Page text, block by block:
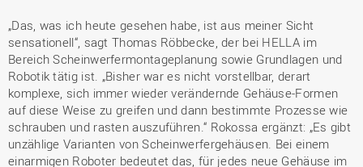
„Das, was ich heute gesehen habe, ist aus meiner Sicht
sensationell“, sagt Thomas Röbbecke, der bei HELLA im
Bereich Scheinwerfermontageplanung sowie Grundlagen und
Robotik tätig ist. „Bisher war es nicht vorstellbar, derart
komplexe, sich immer wieder verändernde Gehäuse-Formen
auf diese Weise zu greifen und dann bestimmte Prozesse wie
schrauben und rasten auszuführen.“ Rokossa ergänzt: „Es gibt
unzählige Varianten von Scheinwerfergehäusen. Bei einem
einarmigen Roboter bedeutet das, für jedes neue Gehäuse im